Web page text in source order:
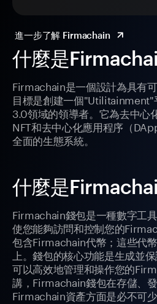
什麼是
Firmachain是一個設計為具有
目標是創建一個"Utilitainment"
3.0領域的領導者。它為去中心
NFT和去中心化應用程序（
全面的生態系統。
什麼是
Firmachain錢包是一種數字工
使您能夠訪問和控制您的
包含Firmachain代幣；這些代
上。錢包的核心功能是生成並
可以高效地管理和操作您的
講，Firmachain錢包在存儲、
Firmachain資產方面是必不可少
進一步了解 Firmachain